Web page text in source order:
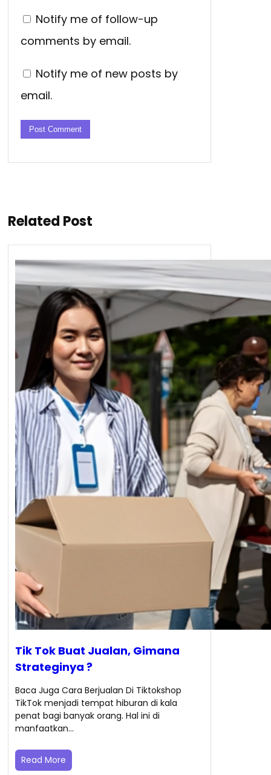
Notify me of follow-up
comments by email.
Notify me of new posts by
email.
Related Post
Tik Tok Buat Jualan, Gimana
Strateginya ?
Baca Juga Cara Berjualan Di Tiktokshop
TikTok menjadi tempat hiburan di kala
penat bagi banyak orang. Hal ini di
manfaatkan…
Read More